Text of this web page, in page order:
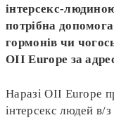
інтерсекс-
потрібна
гормонів чи
OII Europe за
Наразі OII Europe
інтерсекс людей в/